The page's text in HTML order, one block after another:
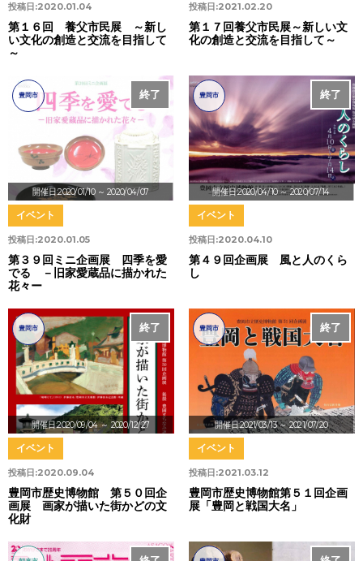
投稿日:2020.01.04
第１６回 養父市民展 ～新し
い文化の創造と交流を目指して
～
投稿日:2021.02.20
第１７回養父市民展～新しい文
化の創造と交流を目指して～
開催日:2020/01/10 ～ 2020/04/07
終了
豊岡市
投稿日:2020.01.05
イベント
第３９回ミニ企画展 四季を愛
でる －旧家愛蔵品に描かれた
花々ー
開催日:2020/04/10～ 2020/07/14
終了
豊岡市
投稿日:2020.04.10
イベント
第４９回企画展 風と人のくら
し
開催日:2020/09/04～ 2020/12/27
終了
豊岡市
投稿日:2020.09.04
イベント
豊岡市歴史博物館 第５０回企
画展 画家が描いた街かどの文
化財
開催日:2021/03/13～ 2021/07/20
終了
豊岡市
投稿日:2021.03.12
イベント
豊岡市歴史博物館第５１回企画
展「豊岡と戦国大名」